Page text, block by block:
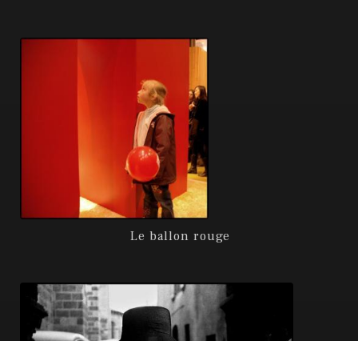
Le ballon rouge